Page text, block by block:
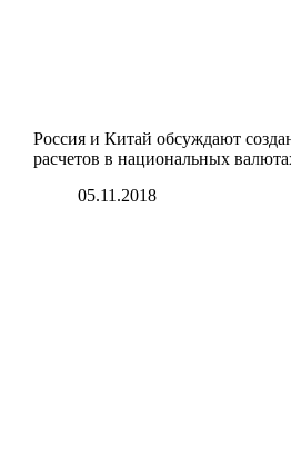
Россия и Китай обсуждают
расчетов в национальных
05.11.2018